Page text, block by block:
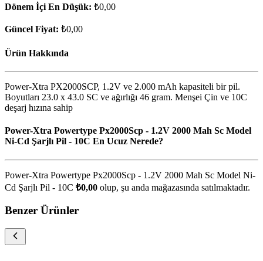
Dönem İçi En Düşük: ₺0,00
Güncel Fiyat: ₺0,00
Ürün Hakkında
Power-Xtra PX2000SCP, 1.2V ve 2.000 mAh kapasiteli bir pil.
Boyutları 23.0 x 43.0 SC ve ağırlığı 46 gram. Menşei Çin ve 10C
deşarj hızına sahip
Power-Xtra Powertype Px2000Scp - 1.2V 2000 Mah Sc Model
Ni-Cd Şarjlı Pil - 10C En Ucuz Nerede?
Power-Xtra Powertype Px2000Scp - 1.2V 2000 Mah Sc Model Ni-
Cd Şarjlı Pil - 10C ₺0,00 olup, şu anda mağazasında satılmaktadır.
Benzer Ürünler